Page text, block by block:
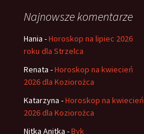
Najnowsze komentarze
Hania -Horoskop na lipiec 2026
roku dla Strzelca
Renata -Horoskop na kwiecień
2026 dla Koziorożca
Katarzyna -Horoskop na kwiecień
2026 dla Koziorożca
Nitka Anitka -Byk